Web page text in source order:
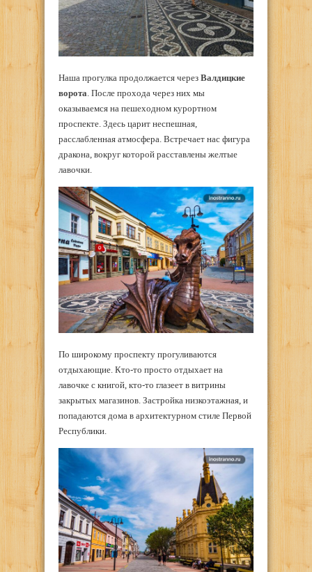
Наша прогулка продолжается через Валдицкие
ворота . После прохода через них мы
оказываемся на пешеходном курортном
проспекте. Здесь царит неспешная,
расслабленная атмосфера. Встречает нас фигура
дракона, вокруг которой расставлены желтые
лавочки.
По широкому проспекту прогуливаются
отдыхающие. Кто-то просто отдыхает на
лавочке с книгой, кто-то глазеет в витрины
закрытых магазинов. Застройка низкоэтажная, и
попадаются дома в архитектурном стиле Первой
Республики.